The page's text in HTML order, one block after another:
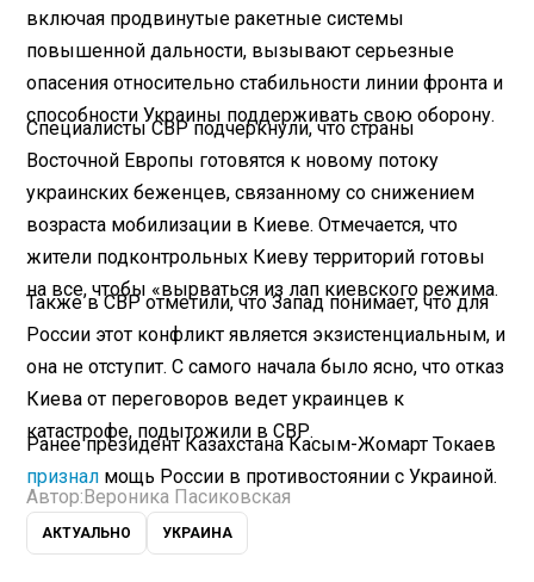
включая продвинутые ракетные системы
повышенной дальности, вызывают серьезные
опасения относительно стабильности линии фронта и
способности Украины поддерживать свою оборону.
Специалисты СВР подчеркнули, что страны
Восточной Европы готовятся к новому потоку
украинских беженцев, связанному со снижением
возраста мобилизации в Киеве. Отмечается, что
жители подконтрольных Киеву территорий готовы
на все, чтобы «вырваться из лап киевского режима.
Также в СВР отметили, что Запад понимает, что для
России этот конфликт является экзистенциальным, и
она не отступит. С самого начала было ясно, что отказ
Киева от переговоров ведет украинцев к
катастрофе, подытожили в СВР.
Ранее президент Казахстана Касым-Жомарт Токаев
признал мощь России в противостоянии с Украиной.
Автор: Вероника Пасиковская
АКТУАЛЬНО УКРАИНА